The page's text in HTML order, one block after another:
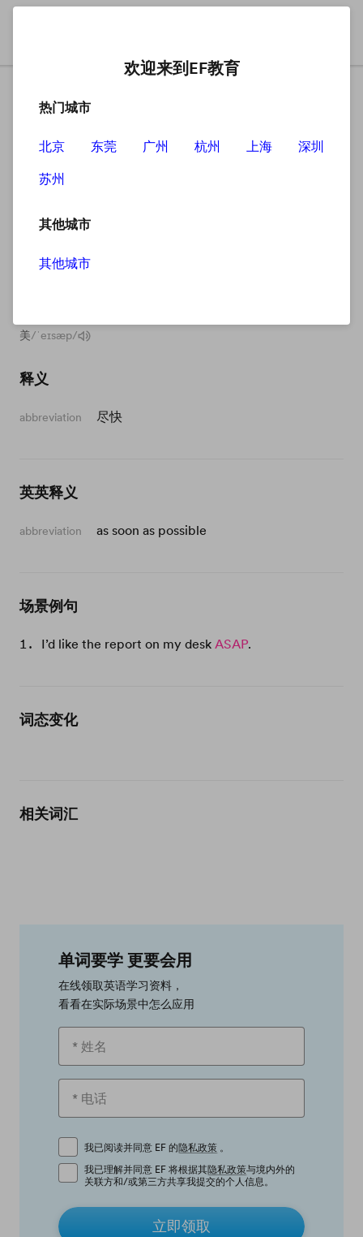
ASAP
美/ˈeɪsæp/
释义
abbreviation 尽快
英英释义
abbreviation as soon as possible
场景例句
I’d like the report on my deskASAP.
词态变化
相关词汇
单词要学 更要会用
在线领取英语学习资料，
看看在实际场景中怎么应用
我已阅读并同意 EF 的隐私政策 。
我已理解并同意 EF 将根据其隐私政策与境内外的
关联方和/或第三方共享我提交的个人信息。
立即领取
欢迎来到EF教育
热门城市
北京 东莞 广州 杭州 上海
深圳
苏州
其他城市
其他城市